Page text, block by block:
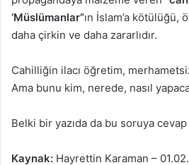
‘Müslümanlar”ın İslam’a
daha çirkin ve daha zararlıdır.
Cahilliğin ilacı öğretim,
Ama bunu kim, nerede, nasıl
Belki bir yazıda da bu soruya cevap
Kaynak: Hayrettin Karaman –